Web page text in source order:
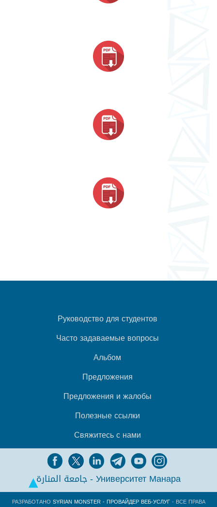
Руководство для студентов
Часто задаваемые вопросы
Альбом
Предложения
Предложения и жалобы
Полезные ссылки
Свяжитесь с нами
جامعة المنارة - Университет Манара
РАЗРАБОТАНО SYRIAN MONSTER - ПРОВАЙДЕР ВЕБ-УСЛУГ- ВСЕ ПРАВА